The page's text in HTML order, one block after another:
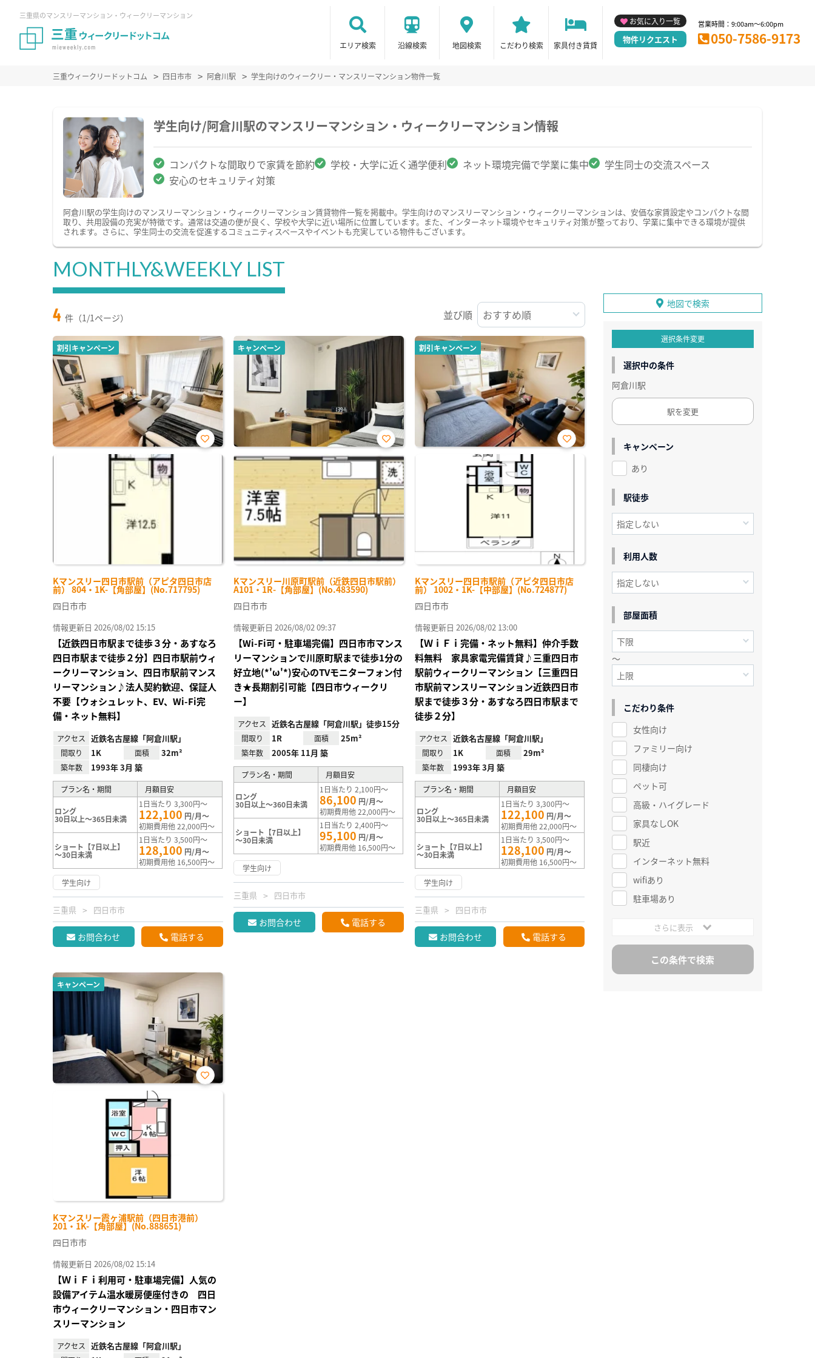
三重県のマンスリーマンション・ウィークリーマンション
エリア検索 沿線検索 地図検索 こだわり検索 家具付き賃貸
お気に入り一覧
物件リクエスト
営業時間：9:00am～6:00pm
050-7586-9173
三重ウィークリードットコム 四日市市 阿倉川駅 学生向けのウィークリー・マンスリーマンション物件一覧
学生向け/阿倉川駅のマンスリーマンション・ウィークリーマンション情報
コンパクトな間取りで家賃を節約 学校・大学に近く通学便利 ネット環境完備で学業に集中
学生同士の交流スペース
安心のセキュリティ対策
阿倉川駅の学生向けのマンスリーマンション・ウィークリーマンション賃貸物件一覧を掲載中。学生向けのマンスリーマンション・ウィークリーマンションは、安価な家賃設定やコンパクトな間
取り、共用設備の充実が特徴です。通常は交通の便が良く、学校や大学に近い場所に位置しています。また、インターネット環境やセキュリティ対策が整っており、学業に集中できる環境が提供
されます。さらに、学生同士の交流を促進するコミュニティスペースやイベントも充実している物件もございます。
MONTHLY&WEEKLY LIST
4 件（1/1ページ） 並び順
割引キャンペーン
Kマンスリー四日市駅前（アピタ四日市店
前） 804・1K-【角部屋】(No.717795)
お気
四日市市
情報更新日 2026/08/02 15:15
【近鉄四日市駅まで徒歩３分・あすなろ
四日市駅まで徒歩２分】四日市駅前ウィ
ークリーマンション、四日市駅前マンス
リーマンション♪法人契約歓迎、保証人
不要【ウォシュレット、EV、Wi-Fi完
備・ネット無料】
アクセス 近鉄名古屋線「阿倉川駅」
間取り 1K 面積 32m²
築年数 1993年 3月 築
プラン名・期間 月額目安
ロング
30日以上～365日未満
1日当たり 3,300円～
122,100 円/月～
初期費用他 22,000円～
ショート【7日以上】
～30日未満
1日当たり 3,500円～
128,100 円/月～
初期費用他 16,500円～
学生向け
三重県 四日市市
お問合わせ 電話する
キャンペーン
Kマンスリー川原町駅前（近鉄四日市駅前）
A101・1R-【角部屋】(No.483590)
お気
に入
り登
録
四日市市
情報更新日 2026/08/02 09:37
【Wi-Fi可・駐車場完備】四日市市マンス
リーマンションで川原町駅まで徒歩1分の
好立地(*'ω'*)安心のTVモニターフォン付
き★長期割引可能【四日市ウィークリ
ー】
アクセス 近鉄名古屋線「阿倉川駅」徒歩15分
間取り 1R 面積 25m²
築年数 2005年 11月 築
プラン名・期間 月額目安
ロング
30日以上～360日未満
1日当たり 2,100円～
86,100 円/月～
初期費用他 22,000円～
ショート【7日以上】
～30日未満
1日当たり 2,400円～
95,100 円/月～
初期費用他 16,500円～
学生向け
三重県 四日市市
お問合わせ 電話する
割引キャンペーン
Kマンスリー四日市駅前（アピタ四日市店
前） 1002・1K-【中部屋】(No.724877)
お気
四日市市
情報更新日 2026/08/02 13:00
【ＷｉＦｉ完備・ネット無料】仲介手数
料無料 家具家電完備賃貸♪三重四日市
駅前ウィークリーマンション【三重四日
市駅前マンスリーマンション近鉄四日市
駅まで徒歩３分・あすなろ四日市駅まで
徒歩２分】
アクセス 近鉄名古屋線「阿倉川駅」
間取り 1K 面積 29m²
築年数 1993年 3月 築
プラン名・期間 月額目安
ロング
30日以上～365日未満
1日当たり 3,300円～
122,100 円/月～
初期費用他 22,000円～
ショート【7日以上】
～30日未満
1日当たり 3,500円～
128,100 円/月～
初期費用他 16,500円～
学生向け
三重県 四日市市
お問合わせ 電話する
キャンペーン
Kマンスリー霞ヶ浦駅前（四日市港前）
201・1K-【角部屋】(No.888651)
お気
四日市市
情報更新日 2026/08/02 15:14
【ＷｉＦｉ利用可・駐車場完備】人気の
設備アイテム温水暖房便座付きの 四日
市ウィークリーマンション・四日市マン
スリーマンション
アクセス 近鉄名古屋線「阿倉川駅」
地図で検索
選択条件変更
選択中の条件
阿倉川駅
駅を変更
キャンペーン
あり
駅徒歩
利用人数
部屋面積
～
こだわり条件
女性向け
ファミリー向け
同棲向け
ペット可
高級・ハイグレード
家具なしOK
駅近
インターネット無料
wifiあり
駐車場あり
さらに表示